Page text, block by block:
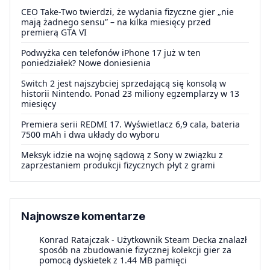
CEO Take-Two twierdzi, że wydania fizyczne gier „nie
mają żadnego sensu” – na kilka miesięcy przed
premierą GTA VI
Podwyżka cen telefonów iPhone 17 już w ten
poniedziałek? Nowe doniesienia
Switch 2 jest najszybciej sprzedającą się konsolą w
historii Nintendo. Ponad 23 miliony egzemplarzy w 13
miesięcy
Premiera serii REDMI 17. Wyświetlacz 6,9 cala, bateria
7500 mAh i dwa układy do wyboru
Meksyk idzie na wojnę sądową z Sony w związku z
zaprzestaniem produkcji fizycznych płyt z grami
Najnowsze komentarze
Konrad Ratajczak - Użytkownik Steam Decka znalazł
sposób na zbudowanie fizycznej kolekcji gier za
pomocą dyskietek z 1.44 MB pamięci